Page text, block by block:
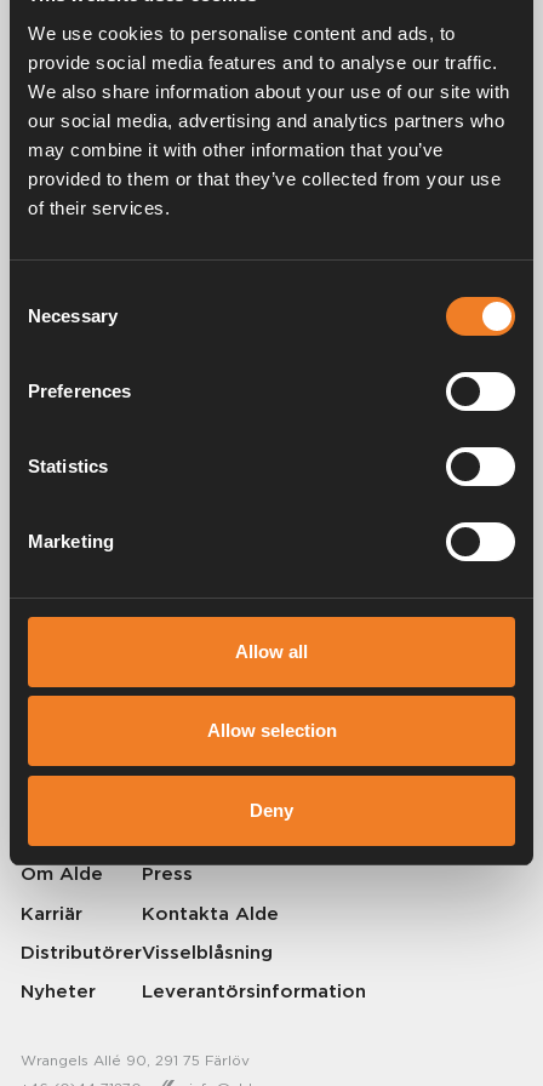
We use cookies to personalise content and ads, to
provide social media features and to analyse our traffic.
We also share information about your use of our site with
our social media, advertising and analytics partners who
may combine it with other information that you’ve
provided to them or that they’ve collected from your use
of their services.
Selection
Necessary
Preferences
Statistics
Marketing
Allow all
Allow selection
Deny
Teknisk data:
Anslutning: Ø 16 mm
Max flöde vid 0,1 bar: 15 l/min
Spänning: 9 – 15 V
Strömförbrukning: < 1,2 A
Frågor & svar
Service & support
Alde har skapat hemkänsla sedan 1966 i form av att tillverka
värmesystem för husbilar och husvagnar. Redan då förstod vi hur
borta som hemma.
Om Alde
Karriär
Distributörer
Nyheter
Press
Kontakta Alde
Visselblåsning
Leverantörsinformation
Wrangels Allé 90, 291 75 Färlöv